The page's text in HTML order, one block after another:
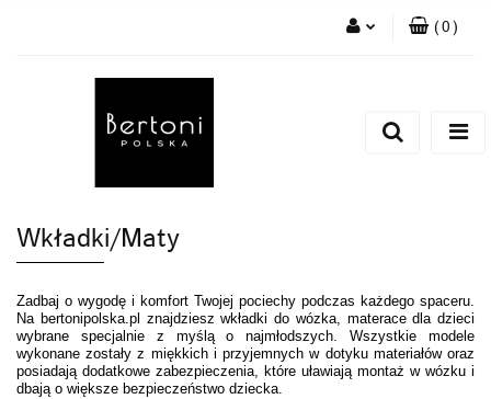
(0)
Wkładki/Maty
Zadbaj o wygodę i komfort Twojej pociechy podczas każdego spaceru.
Na bertonipolska.pl znajdziesz wkładki do wózka, materace dla dzieci
wybrane specjalnie z myślą o najmłodszych. Wszystkie modele
wykonane zostały z miękkich i przyjemnych w dotyku materiałów oraz
posiadają dodatkowe zabezpieczenia, które uławiają montaż w wózku i
dbają o większe bezpieczeństwo dziecka.